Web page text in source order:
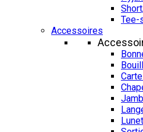
Tee-
Accessoires